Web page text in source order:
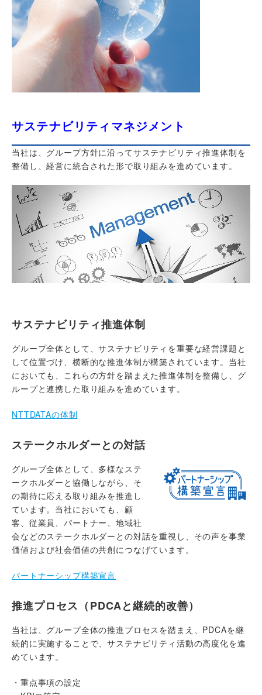
サステナビリティマネジメント
当社は、グループ方針に沿ってサステナビリティ推進体制を
整備し、経営に統合された形で取り組みを進めています。
サステナビリティ推進体制
グループ全体として、サステナビリティを重要な経営課題と
して位置づけ、横断的な推進体制が構築されています。当社
においても、これらの方針を踏まえた推進体制を整備し、グ
ループと連携した取り組みを進めています。
NTTDATAの体制
ステークホルダーとの対話
グループ全体として、多様なステ
ークホルダーと協働しながら、そ
の期待に応える取り組みを推進し
ています。当社においても、顧
客、従業員、パートナー、地域社
会などのステークホルダーとの対話を重視し、その声を事業
価値および社会価値の共創につなげています。
パートナーシップ構築宣言
推進プロセス（PDCAと継続的改善）
当社は、グループ全体の推進プロセスを踏まえ、PDCAを継
続的に実施することで、サステナビリティ活動の高度化を進
めています。
・重点事項の設定